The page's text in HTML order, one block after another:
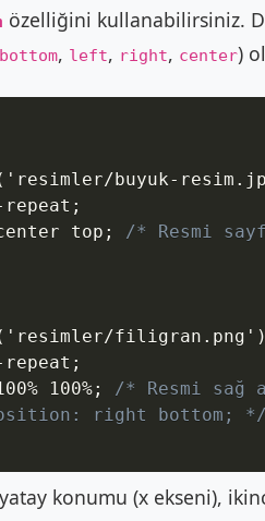
özelliğini kullanabilirsiniz.
bottom, left, right, center)
'resimler/buyuk-
repeat ;
top ;
/* Resmi
'resimler/filigran.png' )
repeat ;
100%;
/* Resmi
right bottom; */
konumu (x ekseni),